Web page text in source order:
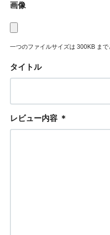
画像
一つのファイルサイズは 300KB まで
タイトル
レビュー内容 ＊